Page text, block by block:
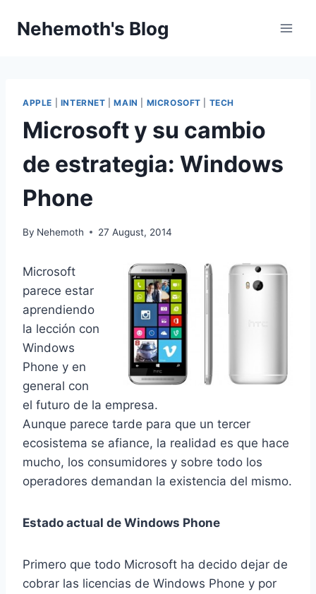
Nehemoth's Blog
APPLE INTERNET |MAIN MICROSOFT TECH
Microsoft y su cambio
de estrategia: Windows
Phone
By Nehemoth 27 August, 2014
Microsoft
parece estar
aprendiendo
la lección con
Windows
Phone y en
general con
el futuro de la empresa.
Aunque parece tarde para que un tercer
ecosistema se afiance, la realidad es que hace
mucho, los consumidores y sobre todo los
operadores demandan la existencia del mismo.
Estado actual de Windows Phone
Primero que todo Microsoft ha decido dejar de
cobrar las licencias de Windows Phone y por